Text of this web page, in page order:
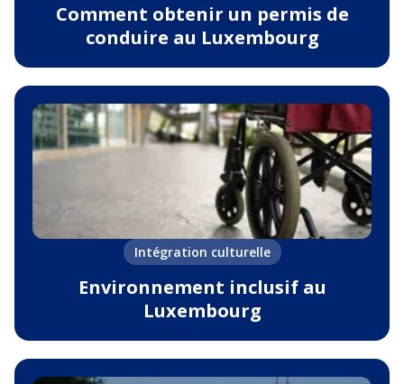
Comment obtenir un permis de
conduire au Luxembourg
Intégration culturelle
Environnement inclusif au
Luxembourg